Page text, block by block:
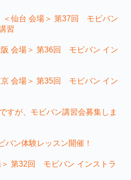
＜仙台 会場＞ 第37回 モビバン
習
会場＞ 第36回 モビバン イン
会場＞ 第35回 モビバン イン
が、モビバン講習会募集しま
ン体験レッスン開催！
第32回 モビバン インストラ